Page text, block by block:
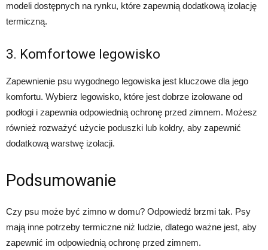
modeli dostępnych na rynku, które zapewnią dodatkową izolację
termiczną.
3. Komfortowe legowisko
Zapewnienie psu wygodnego legowiska jest kluczowe dla jego
komfortu. Wybierz legowisko, które jest dobrze izolowane od
podłogi i zapewnia odpowiednią ochronę przed zimnem. Możesz
również rozważyć użycie poduszki lub kołdry, aby zapewnić
dodatkową warstwę izolacji.
Podsumowanie
Czy psu może być zimno w domu? Odpowiedź brzmi tak. Psy
mają inne potrzeby termiczne niż ludzie, dlatego ważne jest, aby
zapewnić im odpowiednią ochronę przed zimnem.